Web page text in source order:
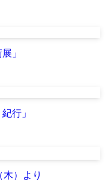
」
行」
）より